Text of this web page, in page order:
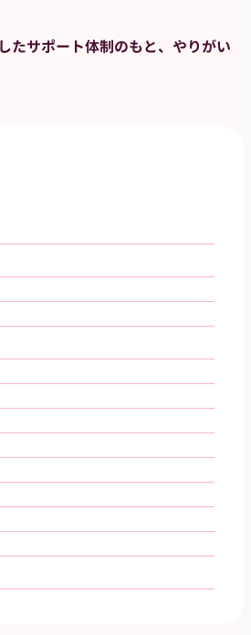
たサポート体制のもと、やりがい